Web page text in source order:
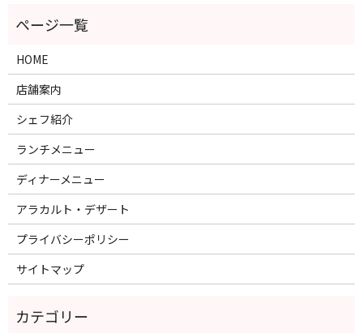
HOME
店舗案内
シェフ紹介
ランチメニュー
ディナーメニュー
アラカルト・デザート
プライバシーポリシー
サイトマップ